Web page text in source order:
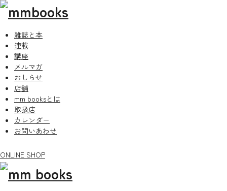
雑誌と本
連載
講座
メルマガ
おしらせ
店舗
mm booksとは
取扱店
カレンダー
お問いあわせ
ONLINE SHOP